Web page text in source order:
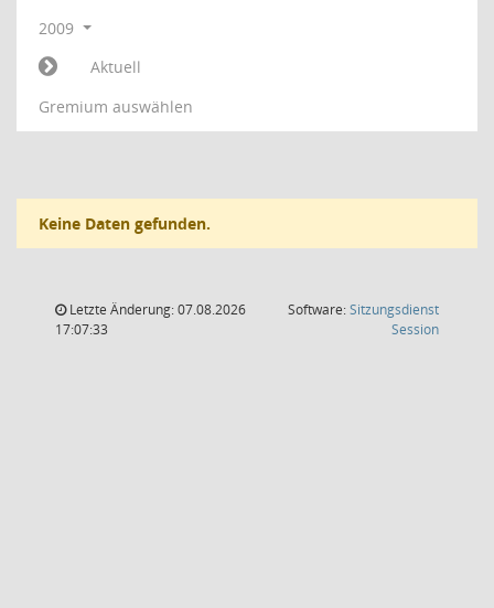
2009
Aktuell
Gremium auswählen
Keine Daten gefunden.
Letzte Änderung: 07.08.2026
17:07:33
Software:Sitzungsdienst
Session(Wird in